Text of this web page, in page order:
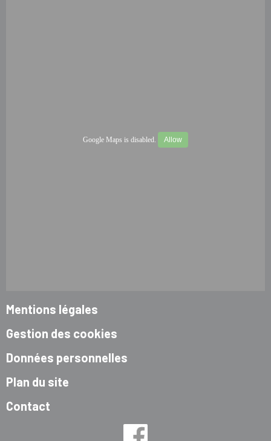
Google Maps is disabled. Allow
Mentions légales
Gestion des cookies
Données personnelles
Plan du site
Contact